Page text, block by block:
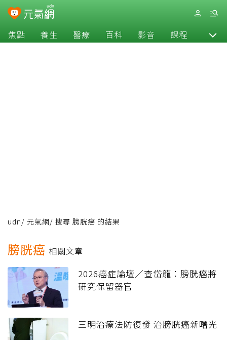
焦點 養生 醫療 百科 影音 課程 退休
udn/ 元氣網/ 搜尋 膀胱癌 的結果
膀胱癌 相關文章
2026癌症論壇／查岱龍：膀胱癌將
研究保留器官
三明治療法防復發 治膀胱癌新曙光